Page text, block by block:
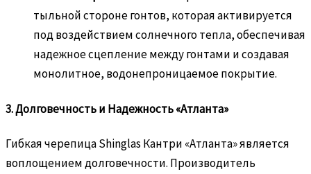
тыльной стороне гонтов, которая активируется
под воздействием солнечного тепла, обеспечивая
надежное сцепление между гонтами и создавая
монолитное, водонепроницаемое покрытие.
3. Долговечность и Надежность «Атланта»
Гибкая черепица Shinglas Кантри «Атланта» является
воплощением долговечности. Производитель